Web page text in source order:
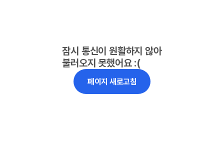
잠시 통신이 원활하지 않아
불러오지 못했어요 :(
페이지 새로고침